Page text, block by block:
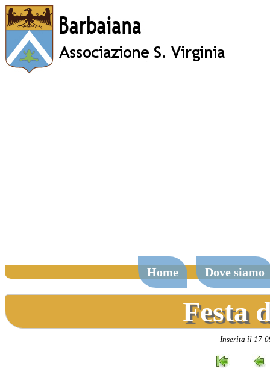
Home Dove siamo
Festa
Inserita il 17-